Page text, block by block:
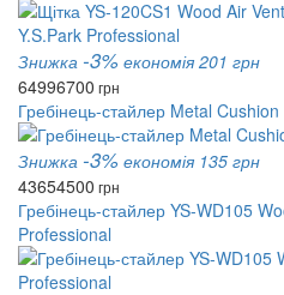
Знижка -3% економія 201 грн
64996700 грн
Гребінець-стайлер Metal
Знижка -3% економія 135 грн
43654500 грн
Гребінець-стайлер YS-WD105
Professional